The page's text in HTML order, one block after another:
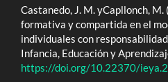
Castanedo, J. M. yCapllonch,
formativa y compartida en el
individuales con
Infancia, Educación y
https://doi.org/10.22370/